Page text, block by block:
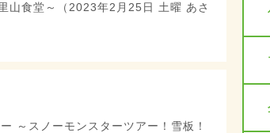
山食堂～（2023年2月25日 土曜 あさ
～スノーモンスターツアー！雪板！